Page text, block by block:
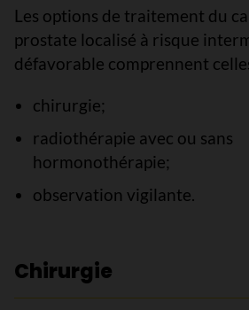
Les options de traitement du
prostate localisé à risque
défavorable comprennent
chirurgie;
radiothérapie avec ou sans
hormonothérapie;
observation vigilante.
Chirurgie